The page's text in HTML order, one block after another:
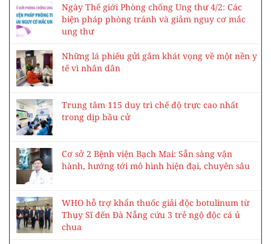
Ngày Thế giới Phòng chống Ung thư 4/2: Các
biện pháp phòng tránh và giảm nguy cơ mắc
ung thư
Những lá phiếu gửi gắm khát vọng về một nền y
tế vì nhân dân
Trung tâm 115 duy trì chế độ trực cao nhất
trong dịp bầu cử
Cơ sở 2 Bệnh viện Bạch Mai: Sẵn sàng vận
hành, hướng tới mô hình hiện đại, chuyên sâu
WHO hỗ trợ khẩn thuốc giải độc botulinum từ
Thụy Sĩ đến Đà Nẵng cứu 3 trẻ ngộ độc cá ủ
chua